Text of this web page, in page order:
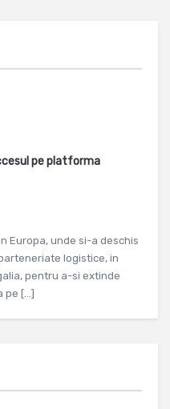
pe platforma
Europa, unde si-a deschis
logistice, in
pentru a-si extinde
pe […]